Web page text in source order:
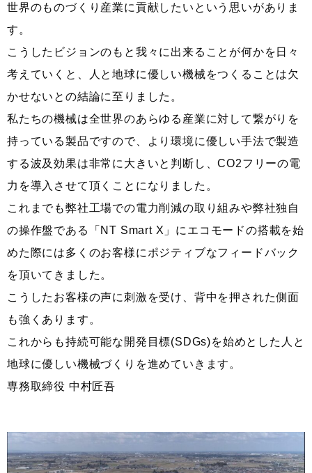
世界のものづくり産業に貢献したいという思いがありま
す。
こうしたビジョンのもと我々に出来ることが何かを日々
考えていくと、人と地球に優しい機械をつくることは欠
かせないとの結論に至りました。
私たちの機械は全世界のあらゆる産業に対して繋がりを
持っている製品ですので、より環境に優しい手法で製造
する波及効果は非常に大きいと判断し、CO2フリーの電
力を導入させて頂くことになりました。
これまでも弊社工場での電力削減の取り組みや弊社独自
の操作盤である「NT Smart X」にエコモードの搭載を始
めた際には多くのお客様にポジティブなフィードバック
を頂いてきました。
こうしたお客様の声に刺激を受け、背中を押された側面
も強くあります。
これからも持続可能な開発目標(SDGs)を始めとした人と
地球に優しい機械づくりを進めていきます。
専務取締役 中村匠吾